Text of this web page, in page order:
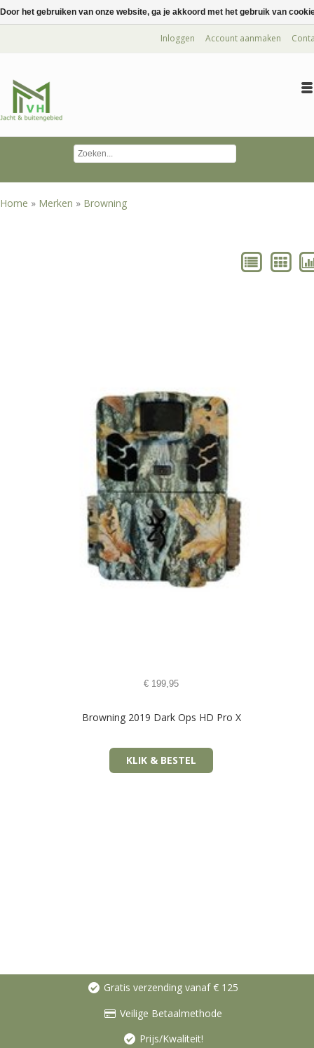
Inloggen Account aanmaken
Home » Merken » Browning
€ 199,95
Browning 2019 Dark Ops HD Pro X
KLIK & BESTEL
Gratis verzending vanaf € 125
Veilige Betaalmethode
Prijs/Kwaliteit!
Door het gebruiken van onze website, ga je akkoord met het gebruik van